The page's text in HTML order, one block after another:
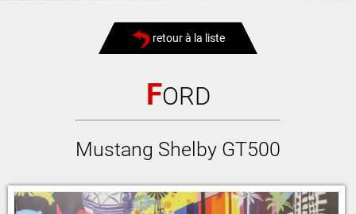
Articles
Vendus
Livraisons
Contact
retour à la liste
FORD
Mustang Shelby GT500